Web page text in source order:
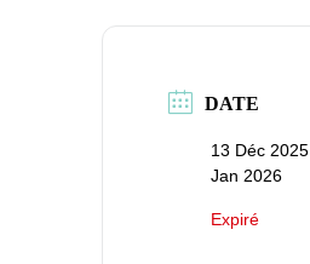
DATE
13 Déc 2025
Jan 2026
Expiré